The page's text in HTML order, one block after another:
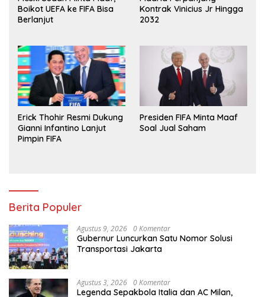
Forlan Tangani Timnas
Uruguay Gantikan Bielsa
Indonesia Tersingkir
Semifinal AFF